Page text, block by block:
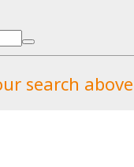
search